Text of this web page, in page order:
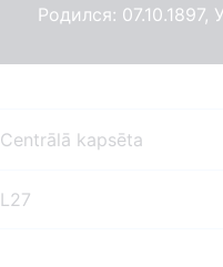
Родился: 07.10.1897,
Centrālā kapsēta
L27